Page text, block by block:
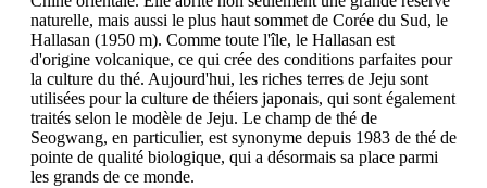
naturelle, mais aussi le plus haut sommet de Corée du Sud, le
Hallasan (1950 m). Comme toute l'île, le Hallasan est
d'origine volcanique, ce qui crée des conditions parfaites pour
la culture du thé. Aujourd'hui, les riches terres de Jeju sont
utilisées pour la culture de théiers japonais, qui sont également
traités selon le modèle de Jeju. Le champ de thé de
Seogwang, en particulier, est synonyme depuis 1983 de thé de
pointe de qualité biologique, qui a désormais sa place parmi
les grands de ce monde.